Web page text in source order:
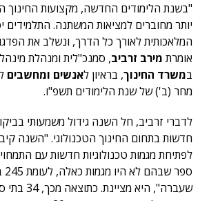
"בשנת הלימודים החדשה, מקצועות החינוך
יותר מחוברים למציאות המשתנה. התלמידים
המלאכותית לאורך כל הדרך, ונשלב את
אומרת מירב זרביב, סמנכ"לית ומנהלת
במשרד החינוך, בראיון לאנשים ומחשבים
מחר (ב') של שנת הלימודים תשפ"ו.
לדברי זרביב, חל השנה גידול משמעותי
לפתיחת מגמות טכנולוגיות חדשות עם
שעברה",